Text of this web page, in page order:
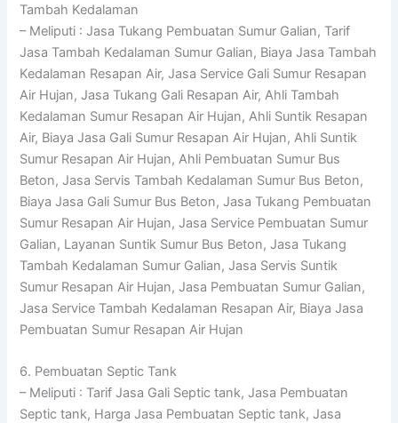
Tambah Kedalaman
– Meliputi : Jasa Tukang Pembuatan Sumur Galian, Tarif
Jasa Tambah Kedalaman Sumur Galian, Biaya Jasa Tambah
Kedalaman Resapan Air, Jasa Service Gali Sumur Resapan
Air Hujan, Jasa Tukang Gali Resapan Air, Ahli Tambah
Kedalaman Sumur Resapan Air Hujan, Ahli Suntik Resapan
Air, Biaya Jasa Gali Sumur Resapan Air Hujan, Ahli Suntik
Sumur Resapan Air Hujan, Ahli Pembuatan Sumur Bus
Beton, Jasa Servis Tambah Kedalaman Sumur Bus Beton,
Biaya Jasa Gali Sumur Bus Beton, Jasa Tukang Pembuatan
Sumur Resapan Air Hujan, Jasa Service Pembuatan Sumur
Galian, Layanan Suntik Sumur Bus Beton, Jasa Tukang
Tambah Kedalaman Sumur Galian, Jasa Servis Suntik
Sumur Resapan Air Hujan, Jasa Pembuatan Sumur Galian,
Jasa Service Tambah Kedalaman Resapan Air, Biaya Jasa
Pembuatan Sumur Resapan Air Hujan
6. Pembuatan Septic Tank
– Meliputi : Tarif Jasa Gali Septic tank, Jasa Pembuatan
Septic tank, Harga Jasa Pembuatan Septic tank, Jasa